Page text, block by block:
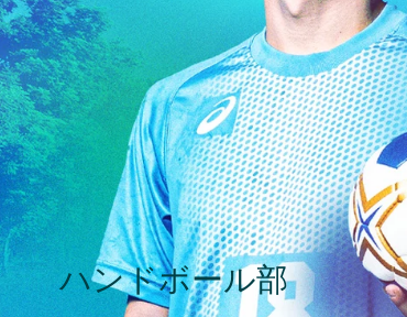
ハンドボール部